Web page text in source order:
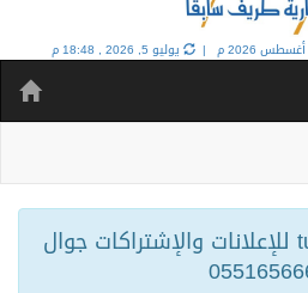
يوليو 5, 2026 , 18:48 م
turaif3@hotmail.com للإعلانات والإشتراكات جوال